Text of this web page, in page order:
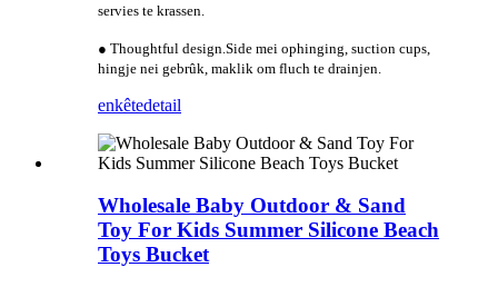
servies te krassen.
● Thoughtful design.Side mei ophinging, suction cups,
hingje nei gebrûk, maklik om fluch te drainjen.
enkêtedetail
Wholesale Baby Outdoor & Sand
Toy For Kids Summer Silicone Beach
Toys Bucket